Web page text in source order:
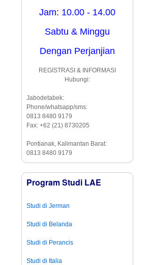
Jam: 10.00 - 14.00
Sabtu & Minggu
Dengan Perjanjian
REGISTRASI & INFORMASI
Hubungi:
Jabodetabek:
Phone/whatsapp/sms:
0813 8480 9179
Fax: +62 (21) 8730205
Pontianak, Kalimantan Barat:
0813 8480 9179
Program Studi LAE
Studi di Jerman
Studi di Belanda
Studi di Perancis
Studi di Italia